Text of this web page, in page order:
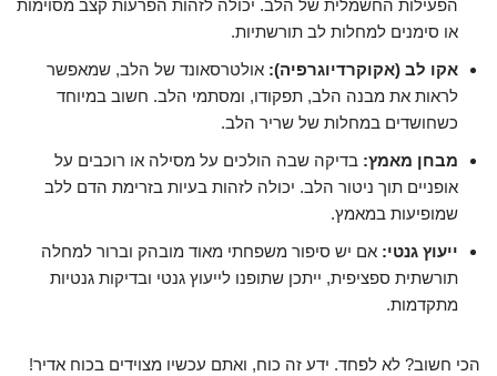
הפעילות החשמלית של הלב. יכולה לזהות הפרעות קצב מסוימות
או סימנים למחלות לב תורשתיות.
אקו לב (אקוקרדיוגרפיה): אולטרסאונד של הלב, שמאפשר
לראות את מבנה הלב, תפקודו, ומסתמי הלב. חשוב במיוחד
כשחושדים במחלות של שריר הלב.
מבחן מאמץ: בדיקה שבה הולכים על מסילה או רוכבים על
אופניים תוך ניטור הלב. יכולה לזהות בעיות בזרימת הדם ללב
שמופיעות במאמץ.
ייעוץ גנטי: אם יש סיפור משפחתי מאוד מובהק וברור למחלה
תורשתית ספציפית, ייתכן שתופנו לייעוץ גנטי ובדיקות גנטיות
מתקדמות.
הכי חשוב? לא לפחד. ידע זה כוח, ואתם עכשיו מצוידים בכוח אדיר!